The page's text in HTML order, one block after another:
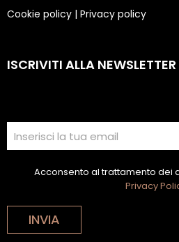
Cookie policy | Privacy policy
ISCRIVITI ALLA NEWSLETTER
Acconsento al trattamento dei
Privacy
INVIA